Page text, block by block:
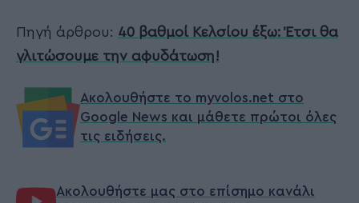
Πηγή άρθρου: 40 βαθμοί Κελσίου έξω: Έτσι θα
γλιτώσουμε την αφυδάτωση!
Ακολουθήστε το myvolos.net στο
Google News και μάθετε πρώτοι όλες
τις ειδήσεις.
Ακολουθήστε μας στο επίσημο κανάλι